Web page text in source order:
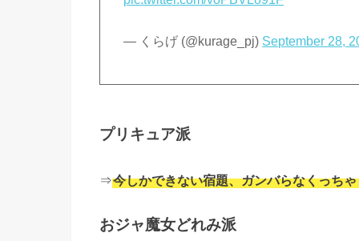
— くらげ (@kurage_pj) September 28,
プリキュア派
⇒今しかできない宿題、ガンバらなくっちゃ
おジャ魔女どれみ派